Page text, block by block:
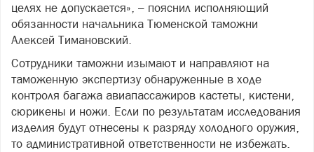
целях не допускается», – пояснил исполняющий
обязанности начальника Тюменской таможни
Алексей Тимановский.
Сотрудники таможни изымают и направляют на
таможенную экспертизу обнаруженные в ходе
контроля багажа авиапассажиров кастеты, кистени,
сюрикены и ножи. Если по результатам исследования
изделия будут отнесены к разряду холодного оружия,
то административной ответственности не избежать.